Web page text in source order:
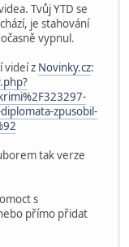
Tvůj YTD se
je stahování
vypnul.
videí z Novinky.cz:
zpusobil-
tak verze
s
přímo přidat